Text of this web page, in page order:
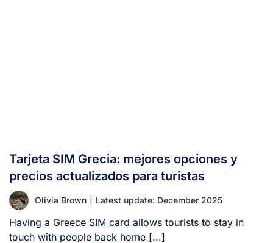
Tarjeta SIM Grecia: mejores opciones y
precios actualizados para turistas
Olivia Brown Latest update: December 2025
Having a Greece SIM card allows tourists to stay in
touch with people back home [...]